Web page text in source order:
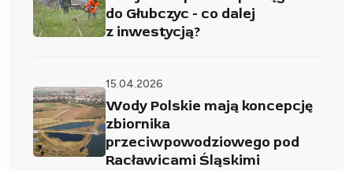
do Głubczyc - co dalej
z inwestycją?
15.04.2026
Wody Polskie mają koncepcję
zbiornika
przeciwpowodziowego pod
Racławicami Śląskimi